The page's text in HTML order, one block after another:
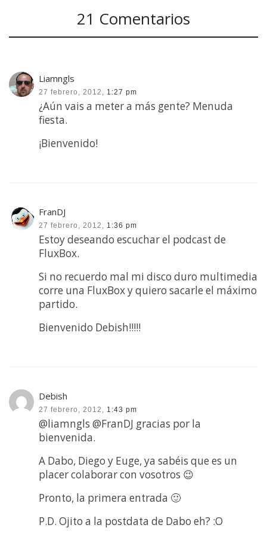
21 Comentarios
Liamngls
27 febrero, 2012, 1:27 pm
¿Aún vais a meter a más gente? Menuda
fiesta.
¡Bienvenido!
FranDJ
27 febrero, 2012, 1:36 pm
Estoy deseando escuchar el podcast de
FluxBox.
Si no recuerdo mal mi disco duro multimedia
corre una FluxBox y quiero sacarle el máximo
partido.
Bienvenido Debish!!!!!
Debish
27 febrero, 2012, 1:43 pm
@liamngls @FranDJ gracias por la
bienvenida.
A Dabo, Diego y Euge, ya sabéis que es un
placer colaborar con vosotros 😉
Pronto, la primera entrada 🙂
P.D. Ojito a la postdata de Dabo eh? :O